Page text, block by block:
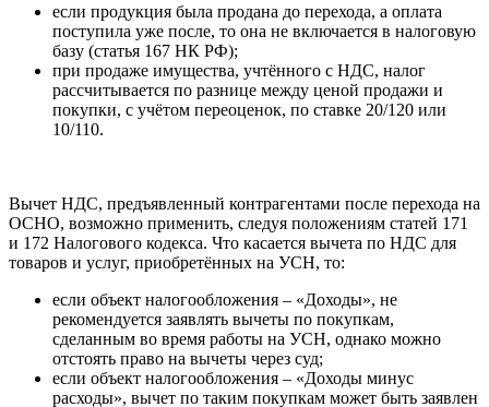
если продукция была продана до перехода, а оплата
поступила уже после, то она не включается в налоговую
базу (статья 167 НК РФ);
при продаже имущества, учтённого с НДС, налог
рассчитывается по разнице между ценой продажи и
покупки, с учётом переоценок, по ставке 20/120 или
10/110.
Вычет НДС, предъявленный контрагентами после перехода на
ОСНО, возможно применить, следуя положениям статей 171
и 172 Налогового кодекса. Что касается вычета по НДС для
товаров и услуг, приобретённых на УСН, то:
если объект налогообложения – «Доходы», не
рекомендуется заявлять вычеты по покупкам,
сделанным во время работы на УСН, однако можно
отстоять право на вычеты через суд;
если объект налогообложения – «Доходы минус
расходы», вычет по таким покупкам может быть заявлен